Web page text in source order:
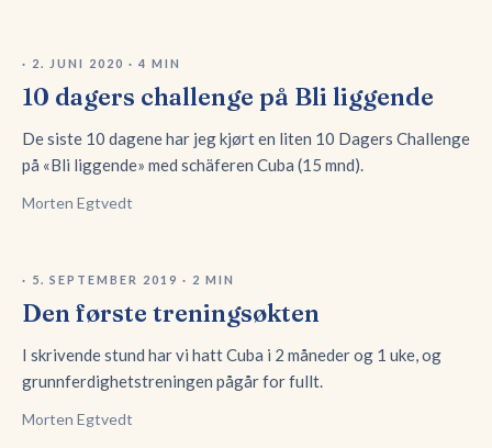
· 2. JUNI 2020 · 4 MIN
10 dagers challenge på Bli liggende
De siste 10 dagene har jeg kjørt en liten 10 Dagers Challenge
på «Bli liggende» med schäferen Cuba (15 mnd).
Morten Egtvedt
· 5. SEPTEMBER 2019 · 2 MIN
Den første treningsøkten
I skrivende stund har vi hatt Cuba i 2 måneder og 1 uke, og
grunnferdighetstreningen pågår for fullt.
Morten Egtvedt